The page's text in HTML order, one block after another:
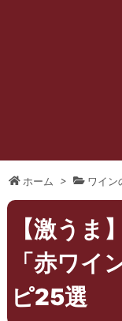
ホーム > ワイン
【激うま
「赤ワイ
ピ25選